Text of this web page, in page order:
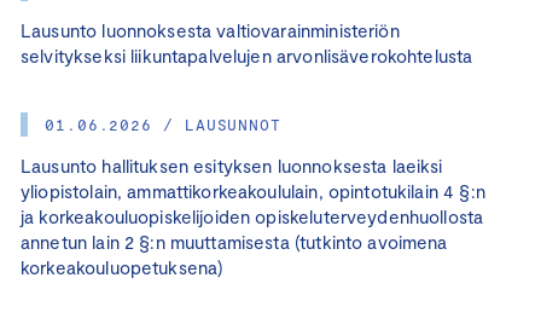
Lausunto luonnoksesta valtiovarainministeriön
selvitykseksi liikuntapalvelujen arvonlisäverokohtelusta
01.06.2026 / LAUSUNNOT
Lausunto hallituksen esityksen luonnoksesta laeiksi
yliopistolain, ammattikorkeakoululain, opintotukilain 4 §:n
ja korkeakouluopiskelijoiden opiskeluterveydenhuollosta
annetun lain 2 §:n muuttamisesta (tutkinto avoimena
korkeakouluopetuksena)